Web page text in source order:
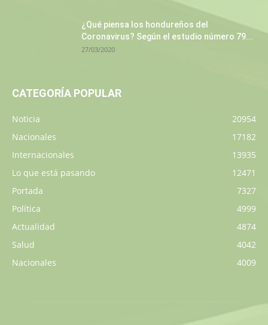
¿Qué piensa los hondureños del
Coronavirus? Según el estudio número 79...
27/03/2020
CATEGORÍA POPULAR
Noticia
20954
Nacionales
17182
Internacionales
13935
Lo que está pasando
12471
Portada
7327
Política
4999
Actualidad
4874
Salud
4042
Nacionales
4009